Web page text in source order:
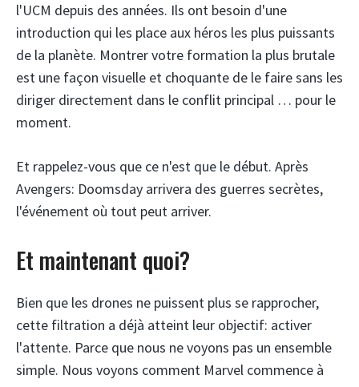
l'UCM depuis des années. Ils ont besoin d'une
introduction qui les place aux héros les plus puissants
de la planète. Montrer votre formation la plus brutale
est une façon visuelle et choquante de le faire sans les
diriger directement dans le conflit principal … pour le
moment.
Et rappelez-vous que ce n'est que le début. Après
Avengers: Doomsday arrivera des guerres secrètes,
l'événement où tout peut arriver.
Et maintenant quoi?
Bien que les drones ne puissent plus se rapprocher,
cette filtration a déjà atteint leur objectif: activer
l'attente. Parce que nous ne voyons pas un ensemble
simple. Nous voyons comment Marvel commence à